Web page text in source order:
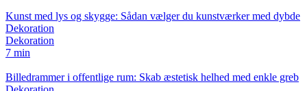
Kunst med lys og skygge: Sådan vælger du kunstværker med dybde
Dekoration
Dekoration
7 min
Billedrammer i offentlige rum: Skab æstetisk helhed med enkle greb